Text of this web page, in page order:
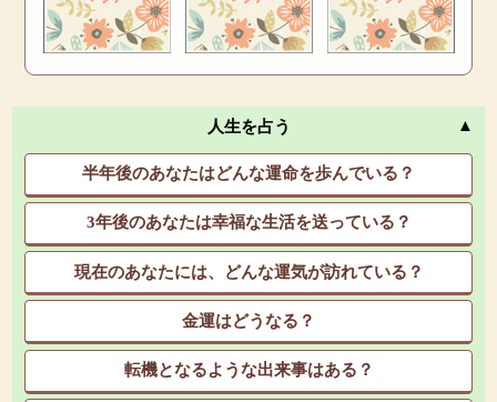
人生を占う
半年後のあなたはどんな運命を歩んでいる？
3年後のあなたは幸福な生活を送っている？
現在のあなたには、どんな運気が訪れている？
金運はどうなる？
転機となるような出来事はある？